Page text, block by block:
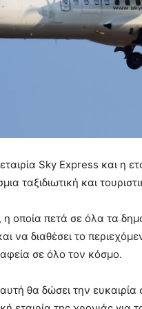
Sky Express και η
ταξιδιωτική και
οποία πετά σε όλα τα
να διαθέσει το
σε όλο τον κόσμο.
θα δώσει την